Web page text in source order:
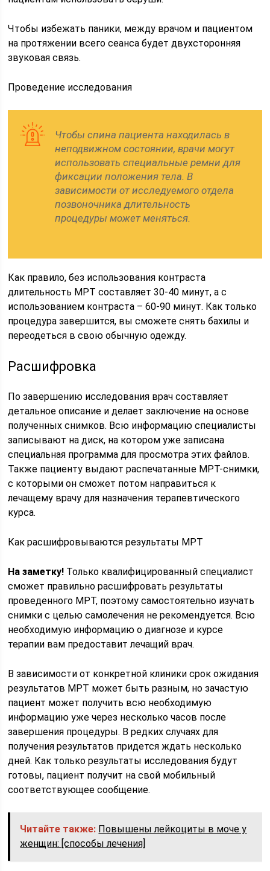
Чтобы избежать паники, между врачом и пациентом
на протяжении всего сеанса будет двухсторонняя
звуковая связь.
Проведение исследования
Чтобы спина пациента находилась в
неподвижном состоянии, врачи могут
использовать специальные ремни для
фиксации положения тела. В
зависимости от исследуемого отдела
позвоночника длительность
процедуры может меняться.
Как правило, без использования контраста
длительность МРТ составляет 30-40 минут, а с
использованием контраста – 60-90 минут. Как только
процедура завершится, вы сможете снять бахилы и
переодеться в свою обычную одежду.
Расшифровка
По завершению исследования врач составляет
детальное описание и делает заключение на основе
полученных снимков. Всю информацию специалисты
записывают на диск, на котором уже записана
специальная программа для просмотра этих файлов.
Также пациенту выдают распечатанные МРТ-снимки,
с которыми он сможет потом направиться к
лечащему врачу для назначения терапевтического
курса.
Как расшифровываются результаты МРТ
На заметку! Только квалифицированный специалист
сможет правильно расшифровать результаты
проведенного МРТ, поэтому самостоятельно изучать
снимки с целью самолечения не рекомендуется. Всю
необходимую информацию о диагнозе и курсе
терапии вам предоставит лечащий врач.
В зависимости от конкретной клиники срок ожидания
результатов МРТ может быть разным, но зачастую
пациент может получить всю необходимую
информацию уже через несколько часов после
завершения процедуры. В редких случаях для
получения результатов придется ждать несколько
дней. Как только результаты исследования будут
готовы, пациент получит на свой мобильный
соответствующее сообщение.
Читайте также: Повышены лейкоциты в моче у
женщин: [способы лечения]